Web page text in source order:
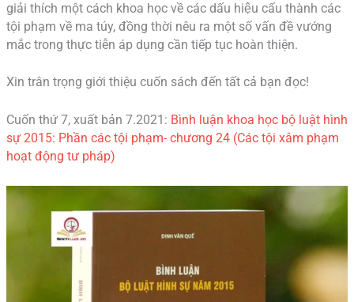
giải thích một cách khoa học về các dấu hiệu cấu thành các
tội phạm về ma túy, đồng thời nêu ra một số vấn đề vướng
mắc trong thực tiễn áp dụng cần tiếp tục hoàn thiện.
Xin trân trọng giới thiệu cuốn sách đến tất cả bạn đọc!
Cuốn thứ 7, xuất bản 7.2021: Bình luận khoa học bộ luật hình
sự 2015: Phần các tội phạm- chương 24 (Các tội xâm phạm
hoạt động tư pháp)